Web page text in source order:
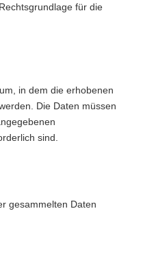
für die
in dem die erhobenen
Die Daten müssen
sind.
gesammelten Daten